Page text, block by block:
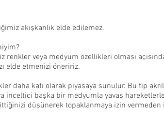
akışkanlık elde edilemez.
veya medyum özellikleri olması
elde etmenizi öneririz.
daha katı olarak piyasaya sunulur. Bu tip
inceltici başka bir medyumla yavaş
düşünerek topaklanmaya izin vermeden